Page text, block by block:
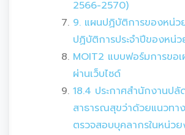
2566-2570)
9. แผนปฏิบัติการของหน่ว
ปฏิบัติการประจำปีของหน่
MOIT2 แบบฟอร์มการขอ
ผ่านเว็บไซด์
18.4 ประกาศสำนักงานปลั
สาธารณสุขว่าด้วยแนวทา
ตรวจสอบบุคลากรในหน่ว